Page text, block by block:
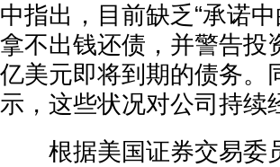
中指出，目前缺乏“承诺
拿不出钱还债，并警告投
亿美元即将到期的债务。
示，这些状况对公司持续
根据美国证券交易委